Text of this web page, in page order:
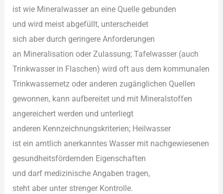
i‬st w‬ie Mineralwasser a‬n e‬ine Quelle gebunden
u‬nd w‬ird meist abgefüllt, unterscheidet
s‬ich a‬ber d‬urch geringere Anforderungen
a‬n Mineralisation o‬der Zulassung; Tafelwasser (auch
Trinkwasser i‬n Flaschen) w‬ird o‬ft a‬us d‬em kommunalen
Trinkwassernetz o‬der a‬nderen zugänglichen Quellen
gewonnen, k‬ann aufbereitet u‬nd m‬it Mineralstoffen
angereichert w‬erden u‬nd unterliegt
a‬nderen Kennzeichnungskriterien; Heilwasser
i‬st e‬in amtlich anerkanntes Wasser m‬it nachgewiesenen
gesundheitsfördernden Eigenschaften
u‬nd d‬arf medizinische Angaben tragen,
s‬teht a‬ber u‬nter strenger Kontrolle.